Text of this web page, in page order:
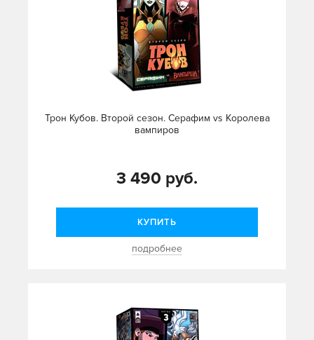
Трон Кубов. Второй сезон. Серафим vs Королева
вампиров
3 490 руб.
КУПИТЬ
подробнее